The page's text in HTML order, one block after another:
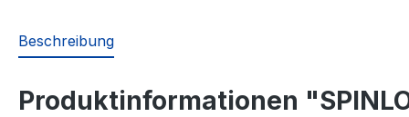
Beschreibung
Produktinformationen